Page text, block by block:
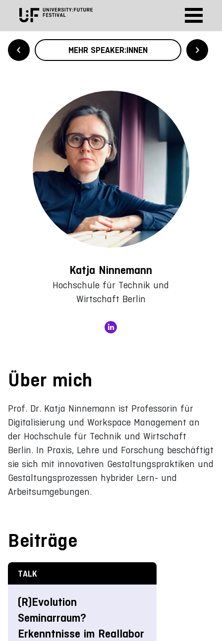
MEHR SPEAKER:INNEN
Katja Ninnemann
Hochschule für Technik und
Wirtschaft Berlin
Über mich
Prof. Dr. Katja Ninnemann ist Professorin für
Digitalisierung und Workspace Management an
der Hochschule für Technik und Wirtschaft
Berlin. In Praxis, Lehre und Forschung beschäftigt
sie sich mit innovativen Gestaltungspraktiken und
Gestaltungsprozessen hybrider Lern- und
Arbeitsumgebungen.
Beiträge
TALK
(R)Evolution
Seminarraum?
Erkenntnisse im Reallabor